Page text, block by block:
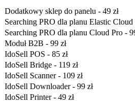
Dodatkowy sklep do panelu - 49 zł
Searching PRO dla planu Elastic Cloud
Searching PRO dla planu Cloud Pro -
Moduł B2B - 99 zł
IdoSell POS - 85 zł
IdoSell Bridge - 119 zł
IdoSell Scanner - 109 zł
IdoSell Downloader - 99 zł
IdoSell Printer - 49 zł